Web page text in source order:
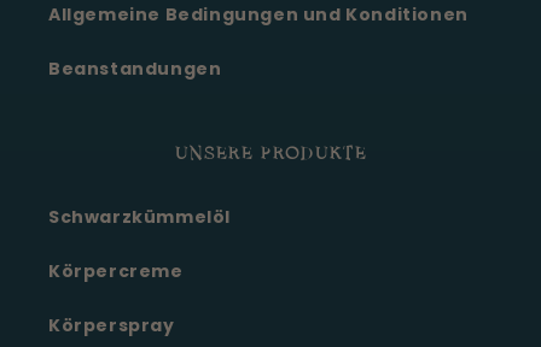
Allgemeine Bedingungen und Konditionen
Beanstandungen
UNSERE PRODUKTE
Schwarzkümmelöl
Körpercreme
Körperspray